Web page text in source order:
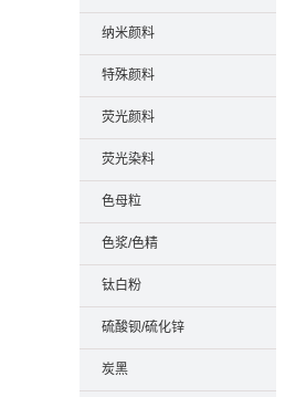
纳米颜料
特殊颜料
荧光颜料
荧光染料
色母粒
色浆/色精
钛白粉
硫酸钡/硫化锌
炭黑